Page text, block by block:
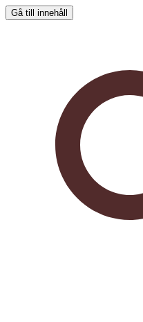
Gå till innehåll